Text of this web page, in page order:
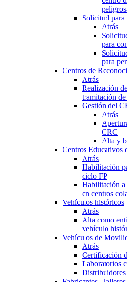
Solicitud para
Atrás
para
para
Centros de
Atrás
Realización
tramitación
Gestión del
Atrás
CRC
Alta y
Centros Educativos
Atrás
Habilitación
ciclo FP
Habilitación a
en centros
Vehículos históricos
Atrás
Alta como
vehículo
Vehículos de
Atrás
Certificación
Laboratorios